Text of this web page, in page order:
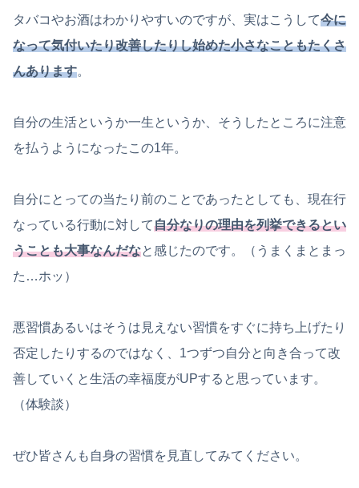
タバコやお酒はわかりやすいのですが、実はこうして今に
なって気付いたり改善したりし始めた小さなこともたくさ
んあります。
自分の生活というか一生というか、そうしたところに注意
を払うようになったこの1年。
自分にとっての当たり前のことであったとしても、現在行
なっている行動に対して自分なりの理由を列挙できるとい
うことも大事なんだなと感じたのです。（うまくまとまっ
た…ホッ）
悪習慣あるいはそうは見えない習慣をすぐに持ち上げたり
否定したりするのではなく、1つずつ自分と向き合って改
善していくと生活の幸福度がUPすると思っています。
（体験談）
ぜひ皆さんも自身の習慣を見直してみてください。